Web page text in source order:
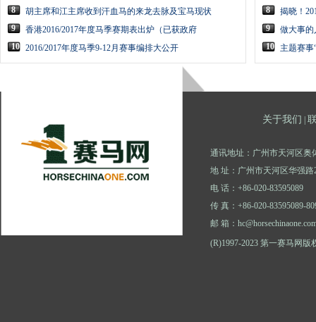
8
胡主席和江主席收到汗血马的来龙去脉及宝马现状
9
香港2016/2017年度马季赛期表出炉（已获政府
10 2016/2017年度马季9-12月赛事编排大公开
8
揭晓！
9
做大事的
10
主题赛事
关于我们 |
通讯地址：广州市天河区奥
地 址：广州市天河区华强路
电 话：+86-020-83595089
传 真：+86-020-83595089-
邮 箱：
(R)1997-2023 第一赛马网版